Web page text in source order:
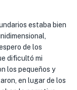
estaba bien
de los
dificultó mi
los pequeños y
en lugar de los